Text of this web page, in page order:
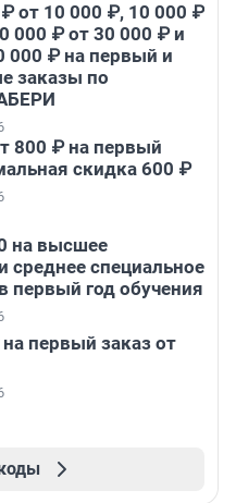
от 10 000 ₽, 10 000 ₽
000 ₽ от 30 000 ₽ и
000 ₽ на первый и
заказы по
800 ₽ на первый
скидка 600 ₽
на высшее
среднее специальное
первый год обучения
первый заказ от